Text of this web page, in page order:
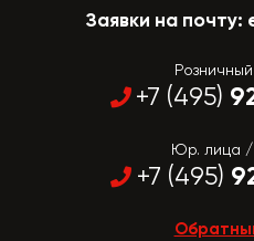
Заявки на почту:
+7 (495)
Юр. лица /
+7 (495)